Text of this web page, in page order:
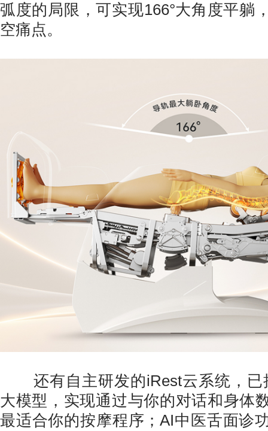
弧度的局限，可实现166°大角度平躺
空痛点。
还有自主研发的iRest云系统，已
大模型，实现通过与你的对话和身体
最适合你的按摩程序；AI中医舌面诊